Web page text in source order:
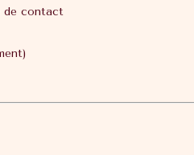
de contact